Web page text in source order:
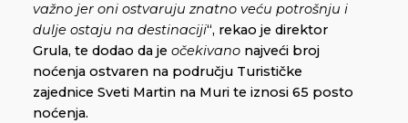
važno jer oni ostvaruju znatno veću potrošnju i
dulje ostaju na destinaciji“, rekao je direktor
Grula, te dodao da je očekivano najveći broj
noćenja ostvaren na području Turističke
zajednice Sveti Martin na Muri te iznosi 65 posto
noćenja.